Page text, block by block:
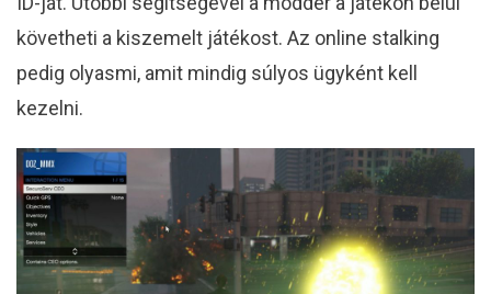
követheti a kiszemelt játékost. Az online stalking
pedig olyasmi, amit mindig súlyos ügyként kell
kezelni.